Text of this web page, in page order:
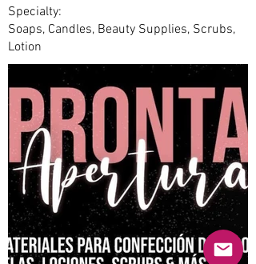
Specialty:
Soaps, Candles, Beauty Supplies, Scrubs,
Lotion